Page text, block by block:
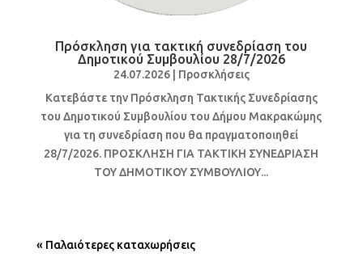
Πρόσκληση για τακτική συνεδρίαση του
Δημοτικού Συμβουλίου 28/7/2026
24.07.2026| Προσκλήσεις
Κατεβάστε την Πρόσκληση Τακτικής Συνεδρίασης
του Δημοτικού Συμβουλίου του Δήμου Μακρακώμης
για τη συνεδρίαση που θα πραγματοποιηθεί
28/7/2026. ΠΡΟΣΚΛΗΣΗ ΓΙΑ ΤΑΚΤΙΚΗ ΣΥΝΕΔΡΙΑΣΗ
ΤΟΥ ΔΗΜΟΤΙΚΟΥ ΣΥΜΒΟΥΛΙΟΥ...
« Παλαιότερες καταχωρήσεις